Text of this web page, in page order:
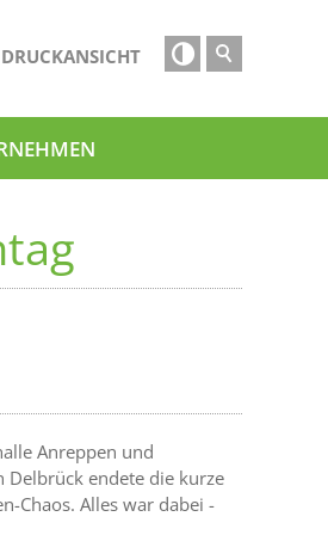

DRUCKANSICHT
Anreppen und
Delbrück endete die kurze
Chaos. Alles war dabei -